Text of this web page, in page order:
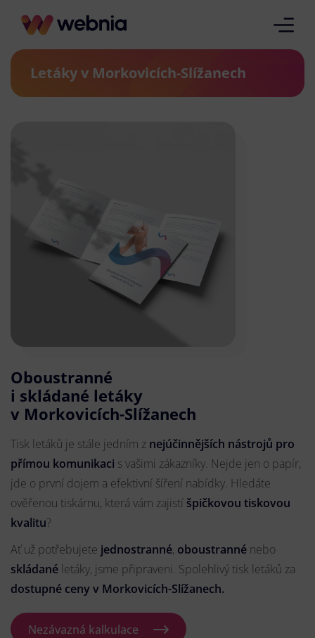
Letáky v Morkovicích-Slížanech
Oboustranné
i skládané letáky
v Morkovicích-Slížanech
Tisk letáků je stále jedním z nejúčinnějších nástrojů pro
přímou komunikaci s vašimi zákazníky. Nejde jen o papír,
jde o první dojem a efektivní šíření nabídky. Hledáte
ověřenou tiskárnu, která vám zajistí špičkovou tiskovou
kvalitu?
Ať už potřebujete jednostranné, oboustranné nebo
skládané letáky, jsme připraveni. Spolehlivý tisk letáků za
dostupné ceny v Morkovicích-Slížanech.
Nezávazná kalkulace